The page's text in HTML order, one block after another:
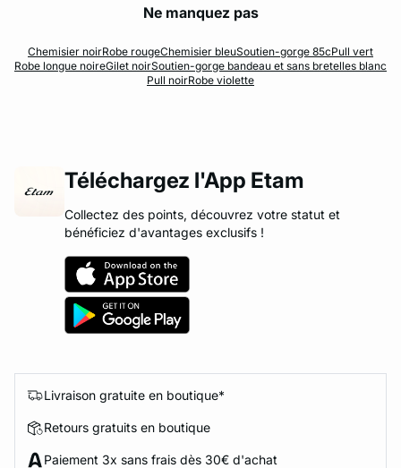
Ne manquez pas
Chemisier noirRobe rougeChemisier bleuSoutien-gorge 85cPull vert
Robe longue noireGilet noirSoutien-gorge bandeau et sans bretelles blanc
Pull noirRobe violette
Téléchargez l'App Etam
Collectez des points, découvrez votre statut et
bénéficiez d'avantages exclusifs !
Livraison gratuite en boutique*
Retours gratuits en boutique
Paiement 3x sans frais dès 30€ d'achat